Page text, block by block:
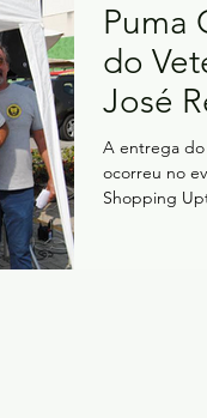
Puma
do
José
A entrega
ocorreu no
Shopping